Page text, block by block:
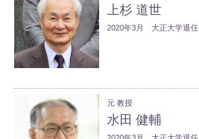
上杉 道世
2020年3月 大正大学退任
元 教授
水田 健輔